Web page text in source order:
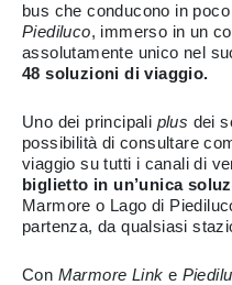
bus che conducono in
Piediluco, immerso in un
assolutamente unico nel
48 soluzioni di viaggio.
Uno dei principali plus dei
possibilità di consultare
viaggio su tutti i canali di
biglietto in un’unica
Marmore o Lago di
partenza, da qualsiasi
Con Marmore Link e